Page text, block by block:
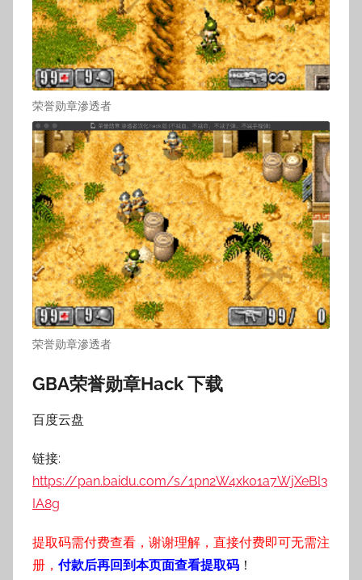
荣誉勋章滲透者
荣誉勋章滲透者
GBA荣誉勋章Hack 下载
百度云盘
链接:
https://pan.baidu.com/s/1pn2W4xk01a7WjXeBl3
IA8g
提取码需付费查看，谢谢理解，直接付费即可无需注
册， 付款后再回到本页面查看提取码 ！